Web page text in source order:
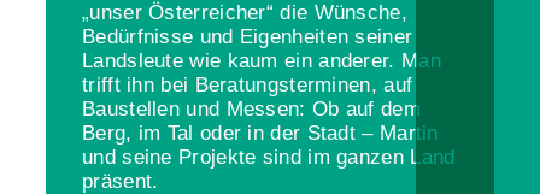
„unser Österreicher“ die Wünsche,
Bedürfnisse und Eigenheiten seiner
Landsleute wie kaum ein anderer. Man
trifft ihn bei Beratungsterminen, auf
Baustellen und Messen: Ob auf dem
Berg, im Tal oder in der Stadt – Martin
und seine Projekte sind im ganzen Land
präsent.